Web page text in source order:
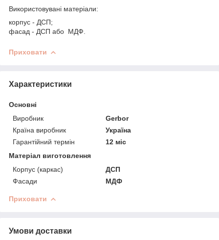
Використовувані матеріали:
корпус - ДСП;
фасад - ДСП або МДФ.
Приховати
Характеристики
Основні
Виробник
Gerbor
Країна виробник
Україна
Гарантійний термін
12 міс
Матеріал виготовлення
Корпус (каркас)
ДСП
Фасади
МДФ
Приховати
Умови доставки